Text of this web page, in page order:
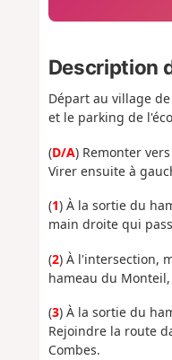
Description
Départ au village
et le parking de
(D/A) Remonter
Virer ensuite à
(1) À la sortie du
main droite qui
(2) À l'intersection,
hameau du
(3) À la sortie du
Rejoindre la route
Combes.